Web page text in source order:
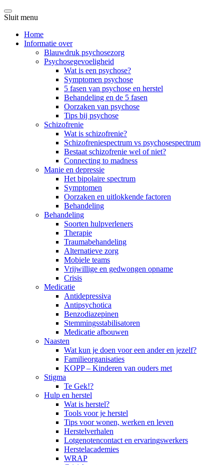
Sluit menu
Home
Informatie over
Blauwdruk psychosezorg
Psychosegevoeligheid
Wat is een psychose?
Symptomen psychose
5 fasen van psychose en herstel
Behandeling en de 5 fasen
Oorzaken van psychose
Tips bij psychose
Schizofrenie
Wat is schizofrenie?
Schizofreniespectrum vs psychosespectrum
Bestaat schizofrenie wel of niet?
Connecting to madness
Manie en depressie
Het bipolaire spectrum
Symptomen
Oorzaken en uitlokkende factoren
Behandeling
Behandeling
Soorten hulpverleners
Therapie
Traumabehandeling
Alternatieve zorg
Mobiele teams
Vrijwillige en gedwongen opname
Crisis
Medicatie
Antidepressiva
Antipsychotica
Benzodiazepinen
Stemmingsstabilisatoren
Medicatie afbouwen
Naasten
Wat kun je doen voor een ander en jezelf?
Familieorganisaties
KOPP – Kinderen van ouders met
Stigma
Te Gek!?
Hulp en herstel
Wat is herstel?
Tools voor je herstel
Tips voor wonen, werken en leven
Herstelverhalen
Lotgenotencontact en ervaringswerkers
Herstelacademies
WRAP